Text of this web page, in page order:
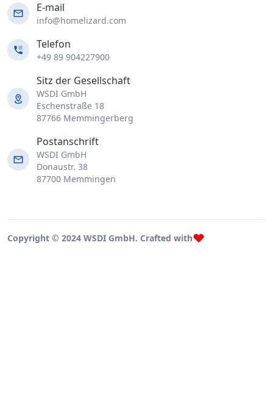
E-mail
info@homelizard.com
Telefon
+49 89 904227900
Sitz der Gesellschaft
WSDI GmbH
Eschenstraße 18
87766 Memmingerberg
Postanschrift
WSDI GmbH
Donaustr. 38
87700 Memmingen
Copyright © 2024 WSDI GmbH. Crafted with